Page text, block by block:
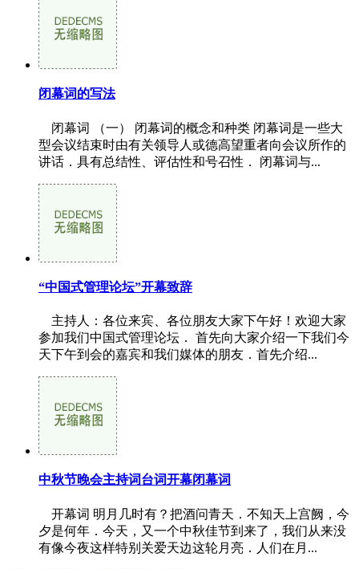
闭幕词的写法
闭幕词 （一） 闭幕词的概念和种类 闭幕词是一些大
型会议结束时由有关领导人或德高望重者向会议所作的
讲话．具有总结性、评估性和号召性． 闭幕词与...
“中国式管理论坛”开幕致辞
主持人：各位来宾、各位朋友大家下午好！欢迎大家
参加我们中国式管理论坛． 首先向大家介绍一下我们今
天下午到会的嘉宾和我们媒体的朋友．首先介绍...
中秋节晚会主持词台词开幕闭幕词
开幕词 明月几时有？把酒问青天．不知天上宫阙，今
夕是何年．今天，又一个中秋佳节到来了，我们从来没
有像今夜这样特别关爱天边这轮月亮．人们在月...